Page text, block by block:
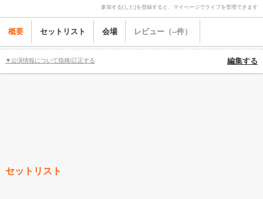
参加する(した)を登録すると、マイページでライブを管理できます
概要 セットリスト 会場 レビュー（--件）
▼公演情報について指摘/訂正する 編集する
セットリスト